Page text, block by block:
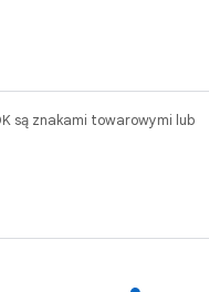
są znakami towarowymi lub